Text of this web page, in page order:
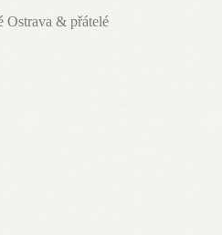
Ostrava & přátelé